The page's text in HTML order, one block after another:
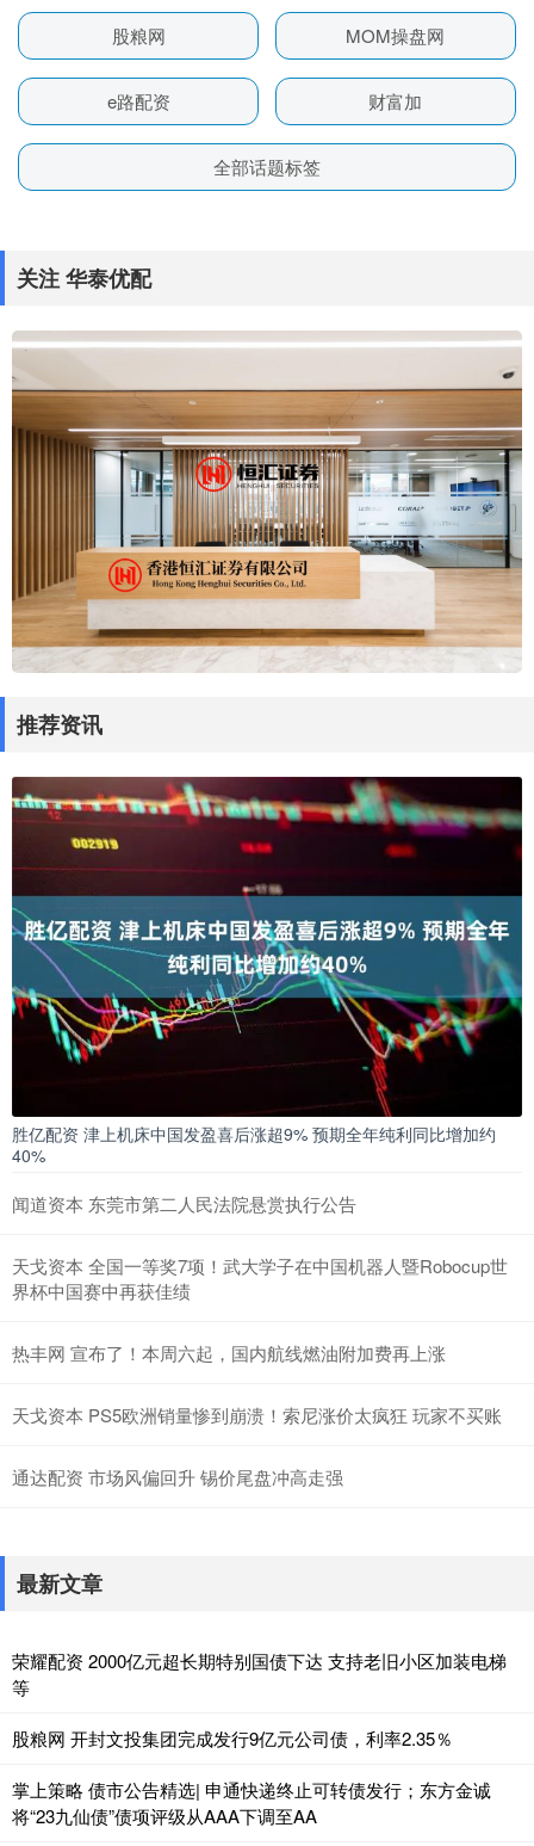
股粮网 MOM操盘网
e路配资 财富加
全部话题标签
关注 华泰优配
推荐资讯
胜亿配资 津上机床中国发盈喜后涨超9% 预期全年纯利同比增加约
40%
闻道资本 东莞市第二人民法院悬赏执行公告
天戈资本 全国一等奖7项！武大学子在中国机器人暨Robocup世
界杯中国赛中再获佳绩
热丰网 宣布了！本周六起，国内航线燃油附加费再上涨
天戈资本 PS5欧洲销量惨到崩溃！索尼涨价太疯狂 玩家不买账
通达配资 市场风偏回升 锡价尾盘冲高走强
最新文章
荣耀配资 2000亿元超长期特别国债下达 支持老旧小区加装电梯
等
股粮网 开封文投集团完成发行9亿元公司债，利率2.35％
掌上策略 债市公告精选| 申通快递终止可转债发行；东方金诚
将“23九仙债”债项评级从AAA下调至AA